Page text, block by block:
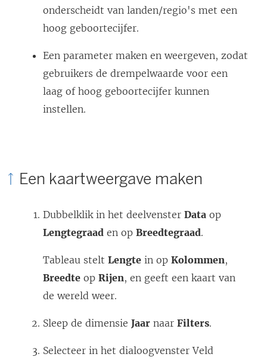
onderscheidt van landen/regio's met een
hoog geboortecijfer.
Een parameter maken en weergeven, zodat
gebruikers de drempelwaarde voor een
laag of hoog geboortecijfer kunnen
instellen.
Een kaartweergave maken
Dubbelklik in het deelvenster Data op
Lengtegraad en op Breedtegraad.
Tableau stelt Lengte in op Kolommen,
Breedte op Rijen, en geeft een kaart van
de wereld weer.
Sleep de dimensie Jaar naar Filters.
Selecteer in het dialoogvenster Veld